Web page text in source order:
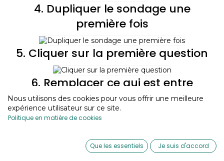
0
Wishlist Account
4. Dupliquer le sondage une
première fois
5. Cliquer sur la première question
6. Remplacer ce qui est entre
parenthèse par l'objectif
pédagogique qui figure sur votre
cliquer sur enregistrer
Nous utilisons des cookies pour vous offrir une meilleure
expérience utilisateur sur ce site.
Politique en matière de cookies
Que les essentiels Je suis d'accord